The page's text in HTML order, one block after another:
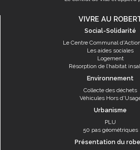
VIVRE AU
Social-Solidarité
Le Centre Communal
Les aides sociales
Logement
Résorption de l’habitat
Environnement
Collecte des déchets
Véhicules Hors
Urbanisme
PLU
50 pas géométriques
Présentation du